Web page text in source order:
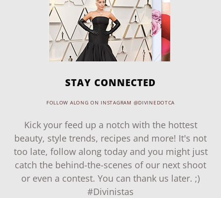
STAY CONNECTED
FOLLOW ALONG ON INSTAGRAM @DIVINEDOTCA
Kick your feed up a notch with the hottest
beauty, style trends, recipes and more! It's not
too late, follow along today and you might just
catch the behind-the-scenes of our next shoot
or even a contest. You can thank us later. ;)
#Divinistas